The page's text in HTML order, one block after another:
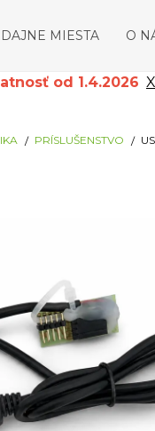
MIESTA O
od 1.4.2026
PRÍSLUŠENSTVO